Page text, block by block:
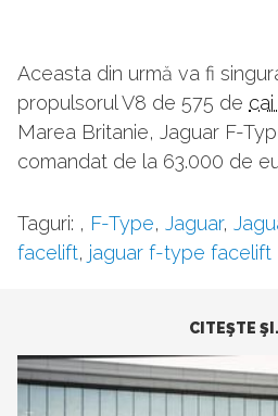
Aceasta din urmă va fi
propulsorul V8 de 575 de
Marea Britanie, Jaguar F-
comandat de la 63.000 de
Taguri: , F-Type, Jaguar,
facelift, jaguar f-type facelift
CITEŞTE